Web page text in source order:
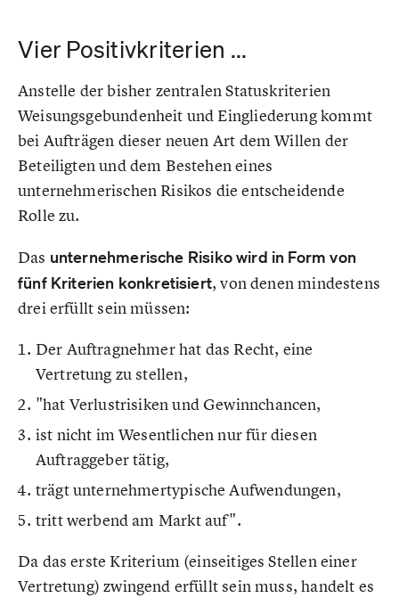
Vier Positivkriterien ...
Anstelle der bisher zentralen Statuskriterien
Weisungsgebundenheit und Eingliederung kommt
bei Aufträgen dieser neuen Art dem Willen der
Beteiligten und dem Bestehen eines
unternehmerischen Risikos die entscheidende
Rolle zu.
Das unternehmerische Risiko wird in Form von
fünf Kriterien konkretisiert, von denen mindestens
drei erfüllt sein müssen:
Der Auftragnehmer hat das Recht, eine
Vertretung zu stellen,
"hat Verlustrisiken und Gewinnchancen,
ist nicht im Wesentlichen nur für diesen
Auftraggeber tätig,
trägt unternehmertypische Aufwendungen,
tritt werbend am Markt auf".
Da das erste Kriterium (einseitiges Stellen einer
Vertretung) zwingend erfüllt sein muss, handelt es